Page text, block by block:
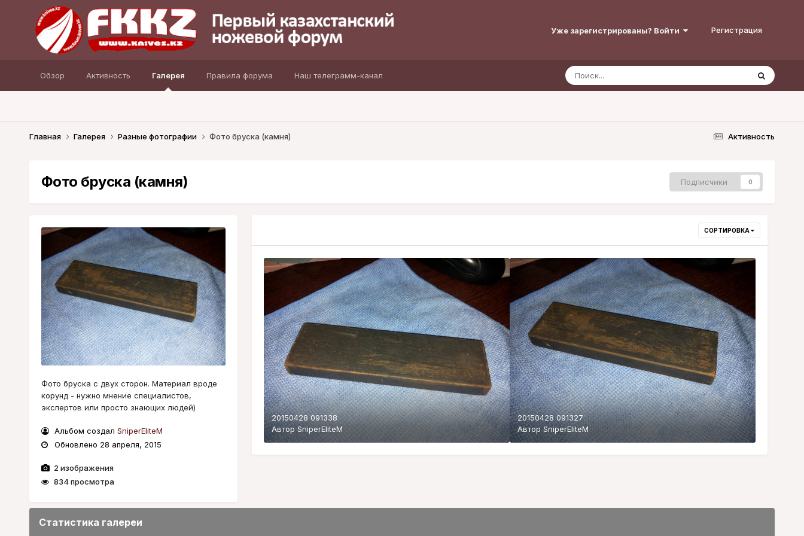
Уже зарегистрированы? Войти Регистрация
Обзор Активность Галерея Правила форума Наш телеграмм-канал
Активность
Главная Галерея Разные фотографии Фото бруска (камня)
Фото бруска (камня) Подписчики 0
Фото бруска с двух сторон. Материал вроде
корунд - нужно мнение специалистов,
экспертов или просто знающих людей)
Альбом создал SniperEliteM
Обновлено 28 апреля, 2015
2 изображения
834 просмотра
СОРТИРОВКА
20150428 091338
АвторSniperEliteM
20150428 091327
АвторSniperEliteM
Статистика галереи